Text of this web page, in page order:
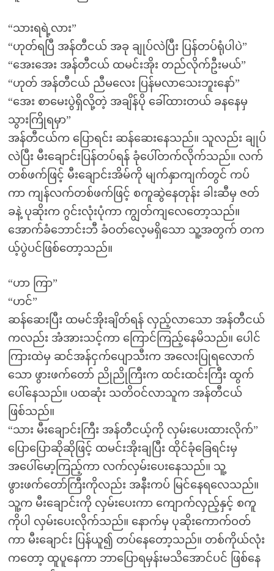
“သားရရဲ့လား”
“ဟုတ်ရပြီ အန်တီငယ် အခု ချုပ်လဲပြီး ပြန်တပ်ရုံပါပဲ”
“အေးအေး အန်တီငယ် ထမင်းအိုး တည်လိုက်ဦးမယ်”
“ဟုတ် အန်တီငယ် ညီမလေး ပြန်မလာသေးဘူးနော်”
“အေး စာမေးပွဲရှိလို့တဲ့ အချိန်ပို ခေါ်ထားတယ် ခနနေမှ
သွားကြိုရမှာ”
အန်တီငယ်က ပြောရင်း ဆန်ဆေးနေသည်။ သူလည်း ချုပ်
လဲပြီး မီးချောင်းပြန်တပ်ရန် ခုံပေါ်တက်လိုက်သည်။ လက်
တစ်ဖက်ဖြင့် မီးချောင်းအိမ်ကို မျက်နှာကျက်တွင် ကပ်
ကာ ကျန်လက်တစ်ဖက်ဖြင့် စကူဆွဲနေတုန်း ခါးဆီမှ ဇတ်
ခနဲ့ ပုဆိုးက ဂွင်းလုံးပုံကာ ကျွတ်ကျလေတော့သည်။
အောက်ခံဘောင်းဘီ ခံဝတ်လေ့မရှိသော သူ့အတွက် တက
ယ့်ပွဲပင်ဖြစ်တော့သည်။
“ဟာ ကြာ”
“ဟင်”
ဆန်ဆေးပြီး ထမင်အိုးချိတ်ရန် လှည့်လာသော အန်တီငယ်
ကလည်း အံအားသင့်ကာ ကြောင်ကြည့်နေမိသည်။ ပေါင်
ကြားထဲမှ ဆင်အန်ငှက်ပျောသီးက အလေးပြုရလောက်
သော ဖွားဖက်တော် ညိုညိုကြီးက ထင်းထင်းကြီး ထွက်
ပေါ်နေသည်။ ပထဆုံး သတိဝင်လာသူက အန်တီငယ်
ဖြစ်သည်။
“သား မီးချောင်းကြီး အန်တီငယ့်ကို လှမ်းပေးထားလိုက်”
ပြောပြောဆိုဆိုဖြင့် ထမင်းအိုးချပြီး ထိုင်ခုံခြေရင်းမှ
အပေါ်မော့ကြည့်ကာ လက်လှမ်းပေးနေသည်။ သူ့
ဖွားဖက်တော်ကြီးကိုလည်း အနီးကပ် မြင်နေရလေသည်။
သူ့က မီးချောင်းကို လှမ်းပေးကာ ကျောက်လှည့်နှင့် စကူ
ကိုပါ လှမ်းပေးလိုက်သည်။ နောက်မှ ပုဆိုးကောက်ဝတ်
ကာ မီးချောင်း ပြန်ယူ၍ တပ်နေတော့သည်။ တစ်ကိုယ်လုံး
ကတော့ ထူပူနေကာ ဘာပြောရမှန်းမသိအောင်ပင် ဖြစ်နေ